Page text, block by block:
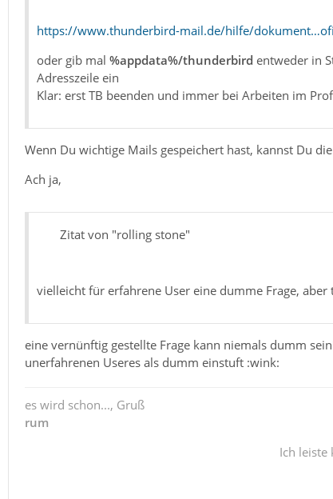
https://www.thunderbird-mail.de/hilfe/
oder gib mal %appdata%/thunderbird entweder in
Adresszeile ein
Klar: erst TB beenden und immer bei Arbeiten im
Wenn Du wichtige Mails gespeichert hast, kannst Du
Ach ja,
Zitat von "rolling stone"
vielleicht für erfahrene User eine dumme Frage, aber
eine vernünftig gestellte Frage kann niemals dumm
unerfahrenen Useres als dumm einstuft :wink:
es wird schon..., Gruß
rum
Ich leiste